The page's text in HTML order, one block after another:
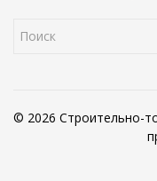
© 2026 Строительно-